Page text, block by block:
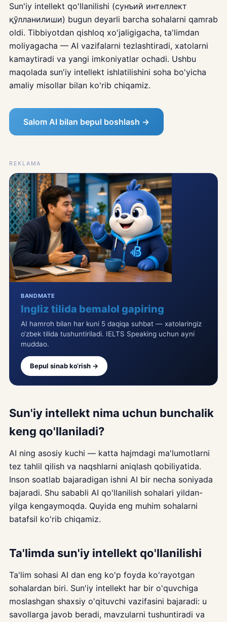
Sun'iy intellekt qo'llanilishi (сунъий интеллект
қўлланилиши) bugun deyarli barcha sohalarni qamrab
oldi. Tibbiyotdan qishloq xo'jaligigacha, ta'limdan
moliyagacha — AI vazifalarni tezlashtiradi, xatolarni
kamaytiradi va yangi imkoniyatlar ochadi. Ushbu
maqolada sun'iy intellekt ishlatilishini soha bo'yicha
amaliy misollar bilan ko'rib chiqamiz.
Salom AI bilan bepul boshlash →
REKLAMA
BANDMATE
Ingliz tilida bemalol gapiring
AI hamroh bilan har kuni 5 daqiqa suhbat — xatolaringiz
o‘zbek tilida tushuntiriladi. IELTS Speaking uchun ayni
muddao.
Bepul sinab ko‘rish →
Sun'iy intellekt nima uchun bunchalik
keng qo'llaniladi?
AI ning asosiy kuchi — katta hajmdagi ma'lumotlarni
tez tahlil qilish va naqshlarni aniqlash qobiliyatida.
Inson soatlab bajaradigan ishni AI bir necha soniyada
bajaradi. Shu sababli AI qo'llanilish sohalari yildan-
yilga kengaymoqda. Quyida eng muhim sohalarni
batafsil ko'rib chiqamiz.
Ta'limda sun'iy intellekt qo'llanilishi
Ta'lim sohasi AI dan eng ko'p foyda ko'rayotgan
sohalardan biri. Sun'iy intellekt har bir o'quvchiga
moslashgan shaxsiy o'qituvchi vazifasini bajaradi: u
savollarga javob beradi, mavzularni tushuntiradi va